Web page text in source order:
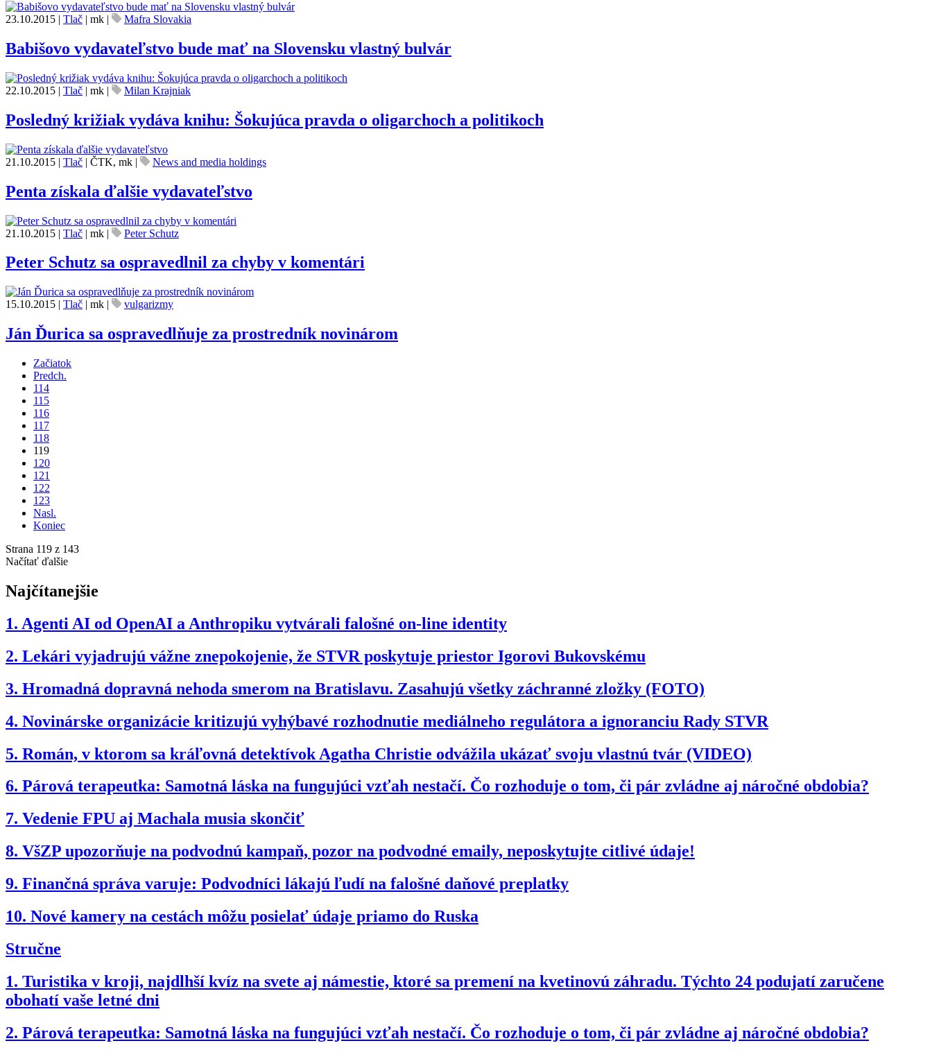
23.10.2015 | Tlač | mk | Mafra Slovakia
Babišovo vydavateľstvo bude mať na Slovensku vlastný bulvár
22.10.2015 | Tlač | mk | Milan Krajniak
Posledný križiak vydáva knihu: Šokujúca pravda o oligarchoch a politikoch
21.10.2015 | Tlač | ČTK, mk | News and media holdings
Penta získala ďalšie vydavateľstvo
21.10.2015 | Tlač | mk | Peter Schutz
Peter Schutz sa ospravedlnil za chyby v komentári
15.10.2015 | Tlač | mk | vulgarizmy
Ján Ďurica sa ospravedlňuje za prostredník novinárom
Začiatok
Predch.
114
115
116
117
118
119
120
121
122
123
Nasl.
Koniec
Strana 119 z 143
Načítať ďalšie
Najčítanejšie
1. Agenti AI od OpenAI a Anthropiku vytvárali falošné on-line identity
2. Lekári vyjadrujú vážne znepokojenie, že STVR poskytuje priestor Igorovi Bukovskému
3. Hromadná dopravná nehoda smerom na Bratislavu. Zasahujú všetky záchranné zložky (FOTO)
4. Novinárske organizácie kritizujú vyhýbavé rozhodnutie mediálneho regulátora a ignoranciu Rady STVR
5. Román, v ktorom sa kráľovná detektívok Agatha Christie odvážila ukázať svoju vlastnú tvár (VIDEO)
6. Párová terapeutka: Samotná láska na fungujúci vzťah nestačí. Čo rozhoduje o tom, či pár zvládne aj náročné obdobia?
7. Vedenie FPU aj Machala musia skončiť
8. VšZP upozorňuje na podvodnú kampaň, pozor na podvodné emaily, neposkytujte citlivé údaje!
9. Finančná správa varuje: Podvodníci lákajú ľudí na falošné daňové preplatky
10. Nové kamery na cestách môžu posielať údaje priamo do Ruska
Stručne
1. Turistika v kroji, najdlhší kvíz na svete aj námestie, ktoré sa premení na kvetinovú záhradu. Týchto 24 podujatí zaručene
obohatí vaše letné dni
2. Párová terapeutka: Samotná láska na fungujúci vzťah nestačí. Čo rozhoduje o tom, či pár zvládne aj náročné obdobia?